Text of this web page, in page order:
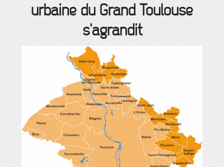
urbaine du Grand Toulouse
s'agrandit